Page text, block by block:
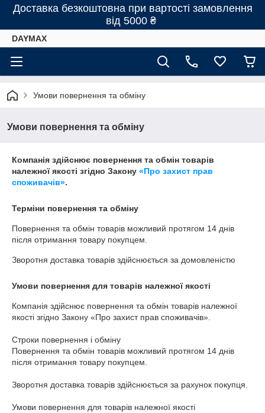
Доставка безкоштовна при вартості замовлення
від 5000 ₴
DAYMAX
Умови повернення та обміну
Умови повернення та обміну
Компанія здійснює повернення та обмін товарів
належної якості згідно Закону «Про захист прав
споживачів».
Терміни повернення та обміну
Повернення та обмін товарів можливий протягом 14 днів
після отримання товару покупцем.
Зворотня доставка товарів здійснюється за домовленістю
Умови повернення для товарів належної якості
Компанія здійснює повернення та обмін товарів належної
якості згідно Закону «Про захист прав споживачів».
Строки повернення і обміну
Повернення та обмін товарів можливий протягом 14 днів
після отримання товару покупцем.
Зворотня доставка товарів здійснюється за рахунок покупця.
Умови повернення для товарів належної якості